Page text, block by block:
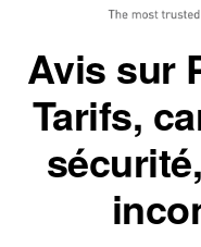
Avis sur
Tarifs,